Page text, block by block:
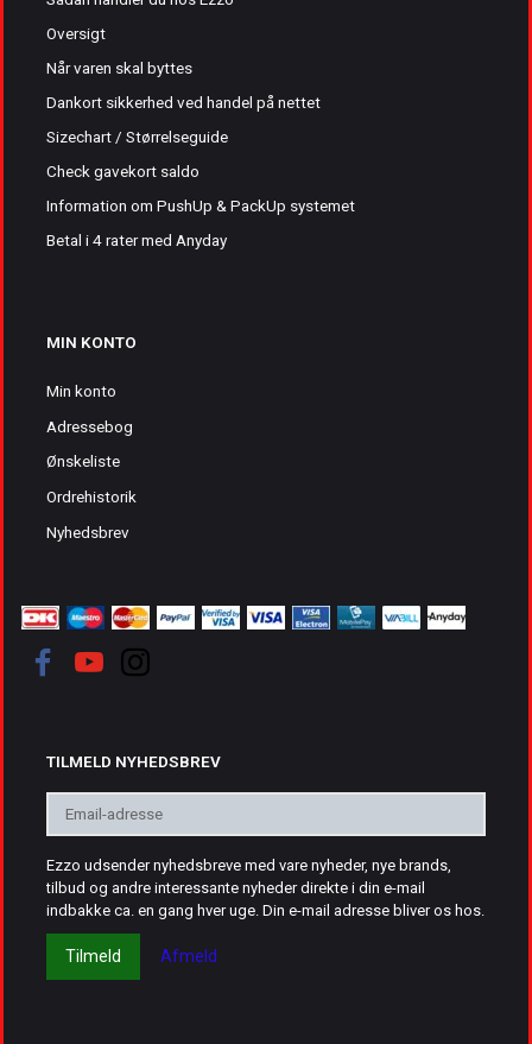
Oversigt
Når varen skal byttes
Dankort sikkerhed ved handel på nettet
Sizechart / Størrelseguide
Check gavekort saldo
Information om PushUp & PackUp systemet
Betal i 4 rater med Anyday
MIN KONTO
Min konto
Adressebog
Ønskeliste
Ordrehistorik
Nyhedsbrev
TILMELD NYHEDSBREV
adresse
Ezzo udsender nyhedsbreve med vare nyheder, nye brands,
tilbud og andre interessante nyheder direkte i din e-mail
indbakke ca. en gang hver uge. Din e-mail adresse bliver os hos.
Tilmeld Afmeld